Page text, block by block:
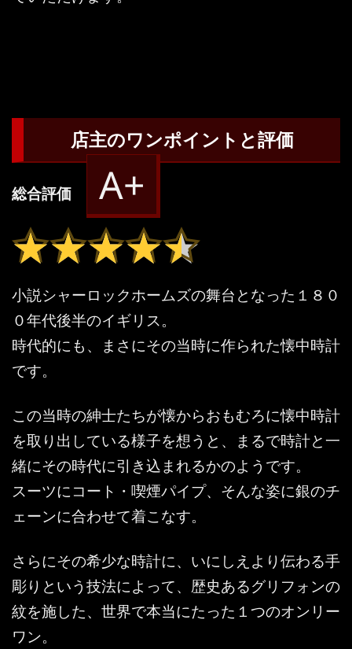
店主のワンポイントと評価
総合評価 A+
★★★★★
★★★★★
小説シャーロックホームズの舞台となった１８０
０年代後半のイギリス。
時代的にも、まさにその当時に作られた懐中時計
です。
この当時の紳士たちが懐からおもむろに懐中時計
を取り出している様子を想うと、まるで時計と一
緒にその時代に引き込まれるかのようです。
スーツにコート・喫煙パイプ、そんな姿に銀のチ
ェーンに合わせて着こなす。
さらにその希少な時計に、いにしえより伝わる手
彫りという技法によって、歴史あるグリフォンの
紋を施した、世界で本当にたった１つのオンリー
ワン。